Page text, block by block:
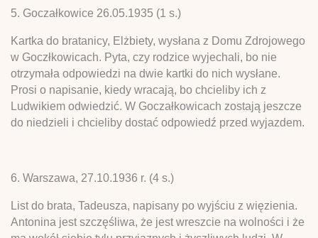
5. Goczałkowice 26.05.1935 (1 s.)
Kartka do bratanicy, Elżbiety, wysłana z Domu Zdrojowego
w Goczłkowicach. Pyta, czy rodzice wyjechali, bo nie
otrzymała odpowiedzi na dwie kartki do nich wysłane.
Prosi o napisanie, kiedy wracają, bo chcieliby ich z
Ludwikiem odwiedzić. W Goczałkowicach zostają jeszcze
do niedzieli i chcieliby dostać odpowiedź przed wyjazdem.
6. Warszawa, 27.10.1936 r. (4 s.)
List do brata, Tadeusza, napisany po wyjściu z więzienia.
Antonina jest szczęśliwa, że jest wreszcie na wolności i że